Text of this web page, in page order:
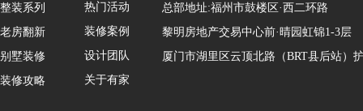
整装系列
老房翻新
别墅装修
装修攻略
热门活动
装修案例
设计团队
关于有家
总部地址:福州市鼓楼区·西二环路
黎明房地产交易中心前·晴园虹锦1-3层
厦门市湖里区云顶北路（BRT县后站）